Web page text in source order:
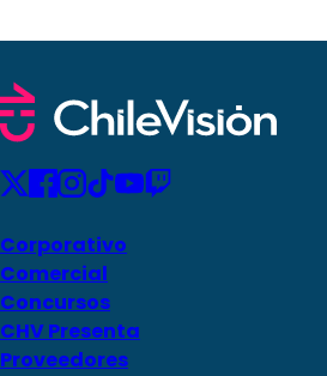
Corporativo
Comercial
Concursos
CHV Presenta
Proveedores